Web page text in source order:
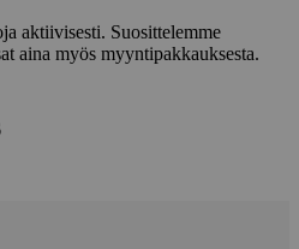
aktiivisesti. Suosittelemme
aina myös myyntipakkauksesta.